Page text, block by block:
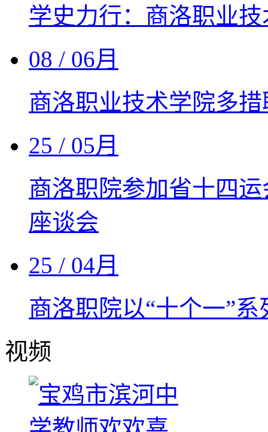
学史力行：商洛职业
08 / 06月
商洛职业技术学院多
25 / 05月
商洛职院参加省十四
座谈会
25 / 04月
商洛职院以“十个一”
视频